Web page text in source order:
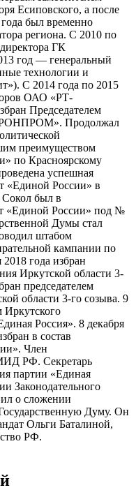
Есиповского, а после
был временно
региона. С 2010 по
ГК
год — генеральный
технологии и
С 2014 года по 2015
ОАО «РТ-
Председателем
Продолжал
преимуществом
по Красноярскому
успешная
«Единой России» в
был в
«Единой России» под №
Думы стал
штабом
кампании по
года избран
Иркутской области 3-
председателем
области 3-го созыва. 9
Иркутского
Россия». 8 декабря
в состав
Член
РФ. Секретарь
партии «Единая
Законодательного
о сложении
Думу. Он
Ольги Баталиной,
РФ.